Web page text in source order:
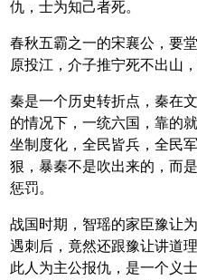
仇，士为知己者死。
春秋五霸之一的宋襄公，要
原投江，介子推宁死不出山
秦是一个历史转折点，秦在
的情况下，一统六国，靠的
坐制度化，全民皆兵，全民
狠，暴秦不是吹出来的，而
惩罚。
战国时期，智瑶的家臣豫让
遇刺后，竟然还跟豫让讲道
此人为主公报仇，是一个义